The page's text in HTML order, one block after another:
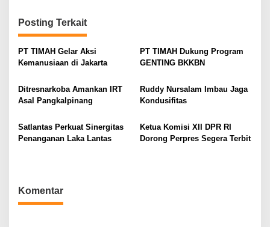
a
s
i
o
s
Posting Terkait
PT TIMAH Gelar Aksi
Kemanusiaan di Jakarta
PT TIMAH Dukung Program
GENTING BKKBN
Ditresnarkoba Amankan IRT
Asal Pangkalpinang
Ruddy Nursalam Imbau Jaga
Kondusifitas
Satlantas Perkuat Sinergitas
Penanganan Laka Lantas
Ketua Komisi XII DPR RI
Dorong Perpres Segera Terbit
Komentar